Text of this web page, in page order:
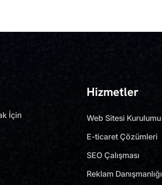
İçin
Hizmetler
Web Sitesi Kurulumu
E-ticaret Çözümleri
SEO Çalışması
Reklam Danışmanlığı